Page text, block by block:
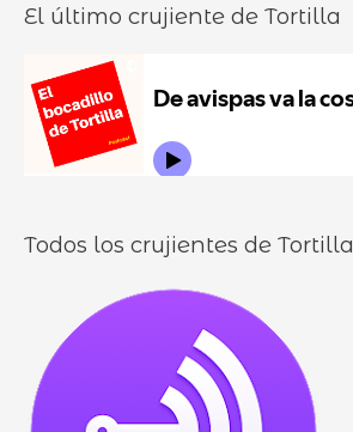
d
rd
El último crujiente de Tortilla
Todos los crujientes de Tortilla